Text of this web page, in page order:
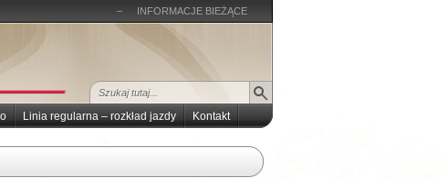
– INFORMACJE BIEŻĄCE
Linia regularna – rozkład jazdy Kontakt